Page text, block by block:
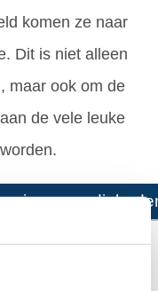
komen ze naar
Dit is niet alleen
maar ook om de
de vele leuke